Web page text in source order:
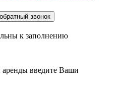
к заполнению
аренды введите Ваши